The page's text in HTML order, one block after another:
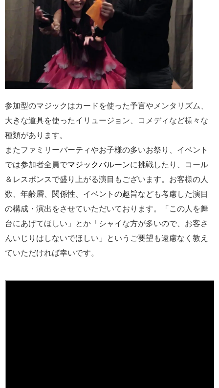
参加型のマジックはカードを使った予言やメンタリズム、
大きな道具を使ったイリュージョン、コメディなど様々な
種類があります。
またファミリーパーティやお子様の多いお祭り、イベント
では参加者全員でマジックバルーンに挑戦したり、コール
＆レスポンスで盛り上がる演目もございます。お客様の人
数、年齢層、関係性、イベントの趣旨なども考慮した演目
の構成・演出をさせていただいております。「この人を舞
台にあげてほしい」とか「シャイな方が多いので、お客さ
んいじりはしないでほしい」というご要望も遠慮なく教え
ていただければ幸いです。